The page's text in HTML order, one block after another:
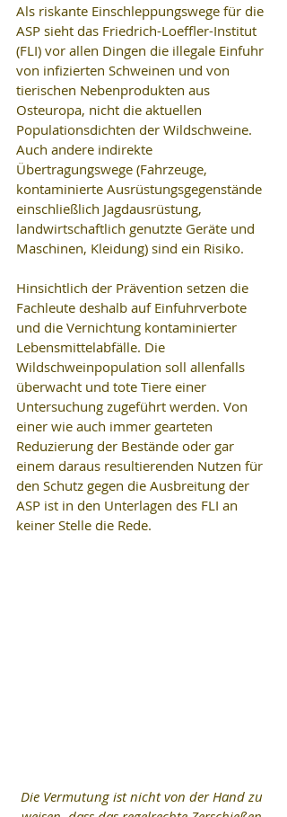
Als riskante Einschleppungswege für die
ASP sieht das Friedrich-Loeffler-Institut
(FLI) vor allen Dingen die illegale Einfuhr
von infizierten Schweinen und von
tierischen Nebenprodukten aus
Osteuropa, nicht die aktuellen
Populationsdichten der Wildschweine.
Auch andere indirekte
Übertragungswege (Fahrzeuge,
kontaminierte Ausrüstungsgegenstände
einschließlich Jagdausrüstung,
landwirtschaftlich genutzte Geräte und
Maschinen, Kleidung) sind ein Risiko.
Hinsichtlich der Prävention setzen die
Fachleute deshalb auf Einfuhrverbote
und die Vernichtung kontaminierter
Lebensmittelabfälle. Die
Wildschweinpopulation soll allenfalls
überwacht und tote Tiere einer
Untersuchung zugeführt werden. Von
einer wie auch immer gearteten
Reduzierung der Bestände oder gar
einem daraus resultierenden Nutzen für
den Schutz gegen die Ausbreitung der
ASP ist in den Unterlagen des FLI an
keiner Stelle die Rede.
Die Vermutung ist nicht von der Hand zu